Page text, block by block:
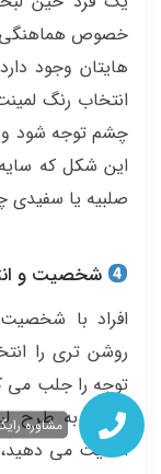
خصوص هماهنگی
هایتان وجود
انتخاب رنگ
چشم توجه شود و
این شکل که
صلبیه یا سفیدی
شخصیت و
افراد با
روشن تری را
توجه را جلب می
بیشتر به طرح
اهمیت می دهید،
مشاوره